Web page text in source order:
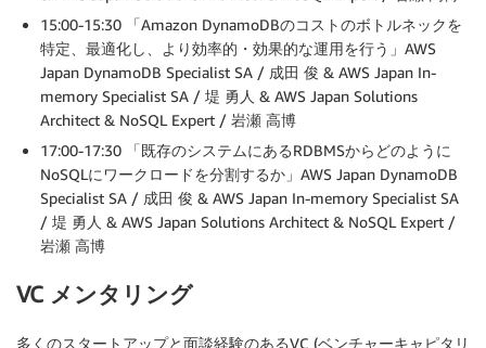
15:00-15:30 「Amazon DynamoDBのコストのボトルネックを
特定、最適化し、より効率的・効果的な運用を行う」AWS
Japan DynamoDB Specialist SA / 成田 俊 & AWS Japan In-
memory Specialist SA / 堤 勇人 & AWS Japan Solutions
Architect & NoSQL Expert / 岩瀬 高博
17:00-17:30 「既存のシステムにあるRDBMSからどのように
NoSQLにワークロードを分割するか」AWS Japan DynamoDB
Specialist SA / 成田 俊 & AWS Japan In-memory Specialist SA
/ 堤 勇人 & AWS Japan Solutions Architect & NoSQL Expert /
岩瀬 高博
VC メンタリング
多くのスタートアップと面談経験のあるVC (ベンチャーキャピタリ